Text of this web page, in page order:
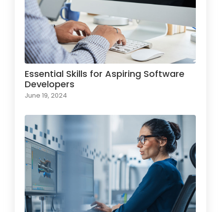
Essential Skills for Aspiring Software
Developers
June 19, 2024